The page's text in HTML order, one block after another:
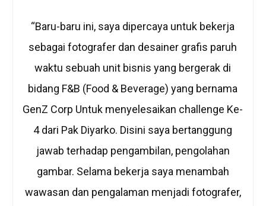
“Baru-baru ini, saya dipercaya untuk bekerja
sebagai fotografer dan desainer grafis paruh
waktu sebuah unit bisnis yang bergerak di
bidang F&B (Food & Beverage) yang bernama
GenZ Corp Untuk menyelesaikan challenge Ke-
4 dari Pak Diyarko. Disini saya bertanggung
jawab terhadap pengambilan, pengolahan
gambar. Selama bekerja saya menambah
wawasan dan pengalaman menjadi fotografer,